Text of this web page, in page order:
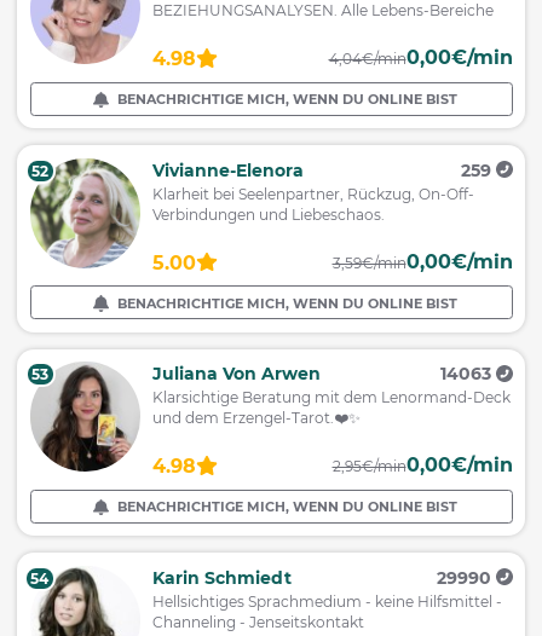
BEZIEHUNGSANALYSEN. Alle Lebens-Bereiche
4.98 4,04€/min0,00€/min
BENACHRICHTIGE MICH, WENN DU ONLINE BIST
52 Vivianne-Elenora 259
Klarheit bei Seelenpartner, Rückzug, On-Off-
Verbindungen und Liebeschaos.
5.00 3,59€/min0,00€/min
BENACHRICHTIGE MICH, WENN DU ONLINE BIST
53 Juliana Von Arwen 14063
Klarsichtige Beratung mit dem Lenormand-Deck
und dem Erzengel-Tarot.❤️✨
4.98 2,95€/min0,00€/min
BENACHRICHTIGE MICH, WENN DU ONLINE BIST
54 Karin Schmiedt 29990
Hellsichtiges Sprachmedium - keine Hilfsmittel -
Channeling - Jenseitskontakt